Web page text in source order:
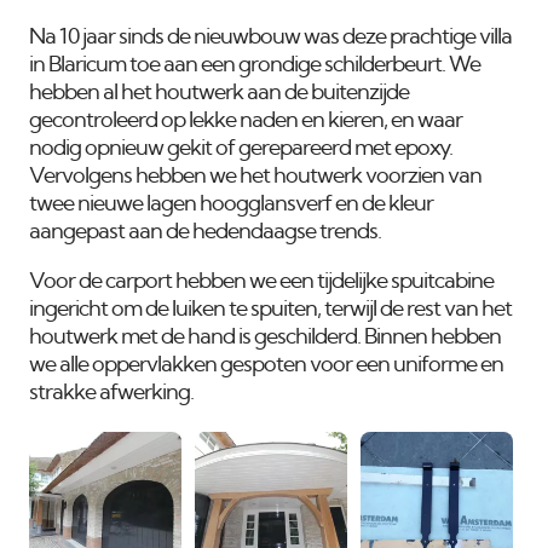
Na 10 jaar sinds de nieuwbouw was deze prachtige villa
in Blaricum toe aan een grondige schilderbeurt. We
hebben al het houtwerk aan de buitenzijde
gecontroleerd op lekke naden en kieren, en waar
nodig opnieuw gekit of gerepareerd met epoxy.
Vervolgens hebben we het houtwerk voorzien van
twee nieuwe lagen hoogglansverf en de kleur
aangepast aan de hedendaagse trends.
Voor de carport hebben we een tijdelijke spuitcabine
ingericht om de luiken te spuiten, terwijl de rest van het
houtwerk met de hand is geschilderd. Binnen hebben
we alle oppervlakken gespoten voor een uniforme en
strakke afwerking.